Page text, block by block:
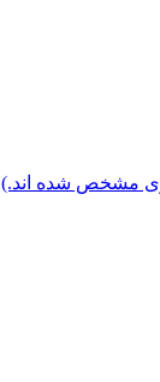
مشخص شده اند.)